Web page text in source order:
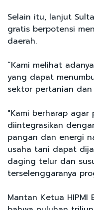
Selain itu, lanjut
gratis berpotensi
daerah.
“Kami melihat
yang dapat
sektor pertanian
"Kami berharap agar
diintegrasikan
pangan dan energi
usaha tani dapat
daging telur dan
terselenggaranya
Mantan Ketua